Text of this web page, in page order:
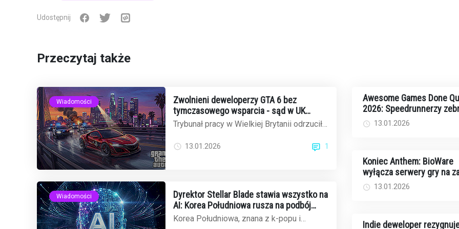
Udostępnij
Przeczytaj także
Wiadomości
Zwolnieni deweloperzy GTA 6 bez
tymczasowego wsparcia - sąd w UK
odrzuca wniosek Rockstar
Trybunał pracy w Wielkiej Brytanii odrzucił
31 zwolnionych ...
13.01.2026 1
Wiadomości
Dyrektor Stellar Blade stawia wszystko na
AI: Korea Południowa rusza na podbój
globalnego rynku gier
Korea Południowa, znana z k-popu i
Awesome Games Done
2026: Speedrunnerzy
rekordowe 2,44 mln
walkę z rakiem
13.01.2026
Koniec Anthem: BioWare
wyłącza serwery gry na
13.01.2026
Indie deweloper